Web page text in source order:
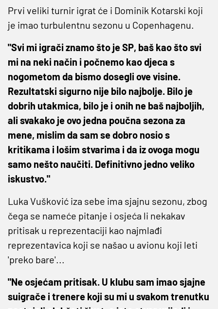
Prvi veliki turnir igrat će i Dominik Kotarski koji
je imao turbulentnu sezonu u Copenhagenu.
"Svi mi igrači znamo što je SP, baš kao što svi
mi na neki način i počnemo kao djeca s
nogometom da bismo dosegli ove visine.
Rezultatski sigurno nije bilo najbolje. Bilo je
dobrih utakmica, bilo je i onih ne baš najboljih,
ali svakako je ovo jedna poučna sezona za
mene, mislim da sam se dobro nosio s
kritikama i lošim stvarima i da iz ovoga mogu
samo nešto naučiti. Definitivno jedno veliko
iskustvo."
Luka Vušković iza sebe ima sjajnu sezonu, zbog
čega se nameće pitanje i osjeća li nekakav
pritisak u reprezentaciji kao najmlađi
reprezentavica koji se našao u avionu koji leti
'preko bare'...
"Ne osjećam pritisak. U klubu sam imao sjajne
suigrače i trenere koji su mi u svakom trenutku